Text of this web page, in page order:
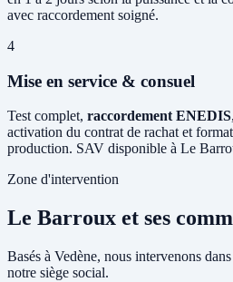
avec raccordement soigné.
4
Mise en service & consuel
Test complet, raccordement ENEDIS
activation du contrat de rachat et
production. SAV disponible à Le
Zone d'intervention
Le Barroux et ses
Basés à Vedène, nous intervenons
notre siège social.